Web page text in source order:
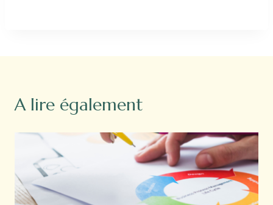
A lire également